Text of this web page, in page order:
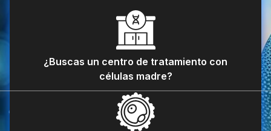
¿Buscas un centro de tratamiento con
células madre?